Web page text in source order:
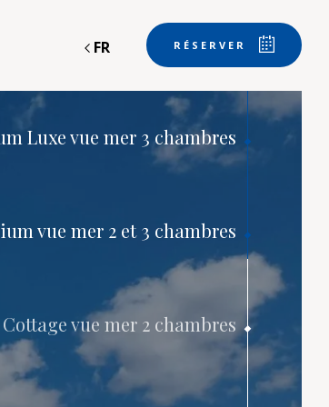
RÉSERVER
FR
Luxe vue mer 3 chambres
vue mer 2 et 3 chambres
Cottage vue mer 2 chambres